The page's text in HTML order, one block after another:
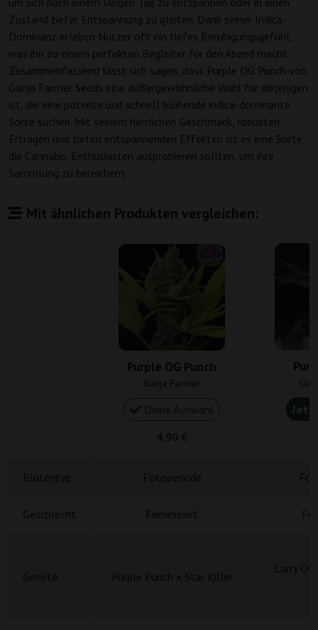
Zustand tiefer Entspannung zu gleiten. Dank seiner Indica-
Dominanz erleben Nutzer oft ein tiefes Beruhigungsgefühl,
was ihn zu einem perfekten Begleiter für den Abend macht.
Zusammenfassend lässt sich sagen, dass Purple OG Punch von
Ganja Farmer Seeds eine außergewöhnliche Wahl für diejenigen
ist, die eine potente und schnell blühende indica-dominante
Sorte suchen. Mit seinem herrlichen Geschmack, robusten
Erträgen und tiefen entspannenden Effekten ist es eine Sorte,
die Cannabis-Enthusiasten ausprobieren sollten, um ihre
Sammlung zu bereichern.
Mit ähnlichen Produkten vergleichen:
Purple OG Punch
Ganja Farmer
Geschlecht Feminisiert